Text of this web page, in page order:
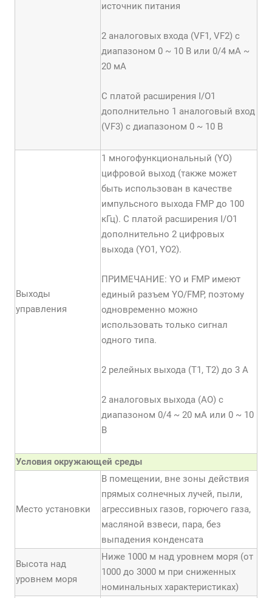
источник питания
2 аналоговых входа (VF1, VF2) с
диапазоном 0 ~ 10 В или 0/4 мА ~
20 мА
С платой расширения I/O1
дополнительно 1 аналоговый вход
(VF3) с диапазоном 0 ~ 10 В
Выходы
управления
1 многофункциональный (YО)
цифровой выход (также может
быть использован в качестве
импульсного выхода FMP до 100
кГц). С платой расширения I/O1
дополнительно 2 цифровых
выхода (YO1, YO2).
ПРИМЕЧАНИЕ: YО и FMP имеют
единый разъем YО/FMP, поэтому
одновременно можно
использовать только сигнал
одного типа.
2 релейных выхода (Т1, Т2) до 3 А
2 аналоговых выхода (АО) с
диапазоном 0/4 ~ 20 мА или 0 ~ 10
В
Условия окружающей среды
Место установки
В помещении, вне зоны действия
прямых солнечных лучей, пыли,
агрессивных газов, горючего газа,
масляной взвеси, пара, без
выпадения конденсата
Высота над
уровнем моря
Ниже 1000 м над уровнем моря (от
1000 до 3000 м при сниженных
номинальных характеристиках)